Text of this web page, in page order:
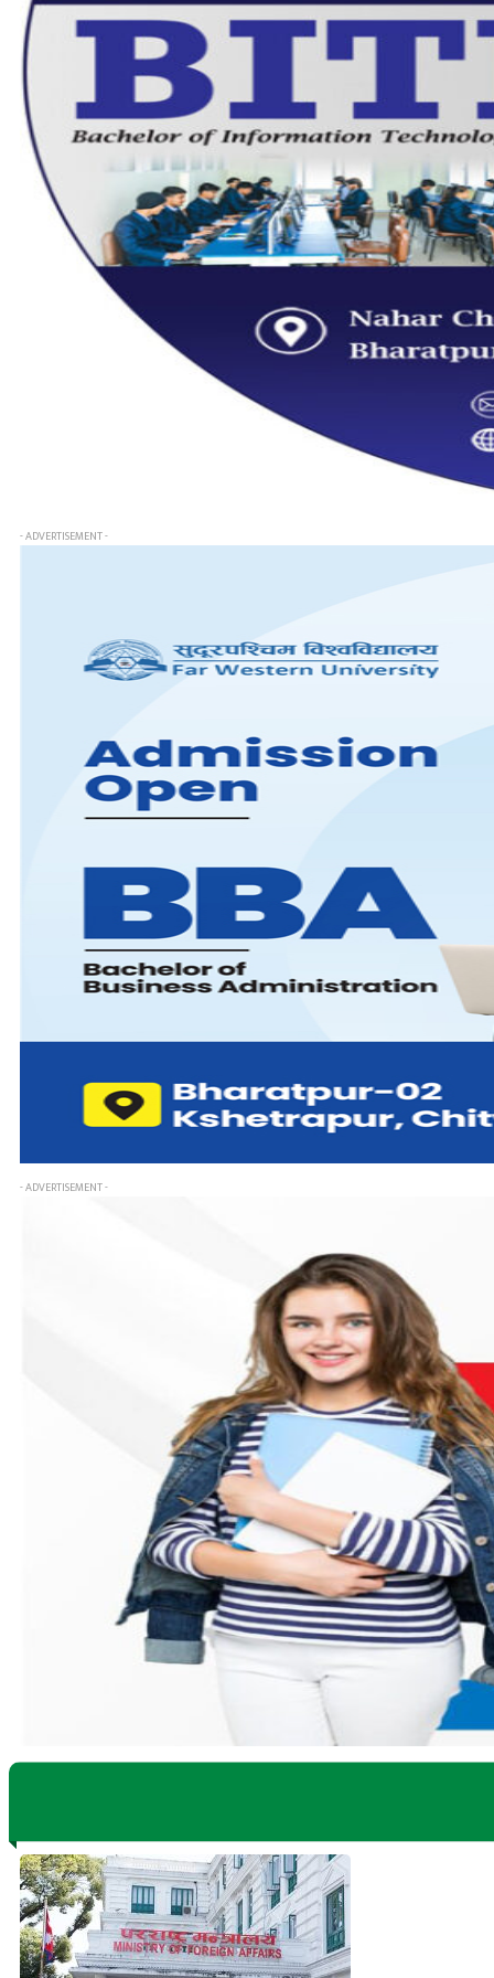
- ADVERTISEMENT -
- ADVERTISEMENT -